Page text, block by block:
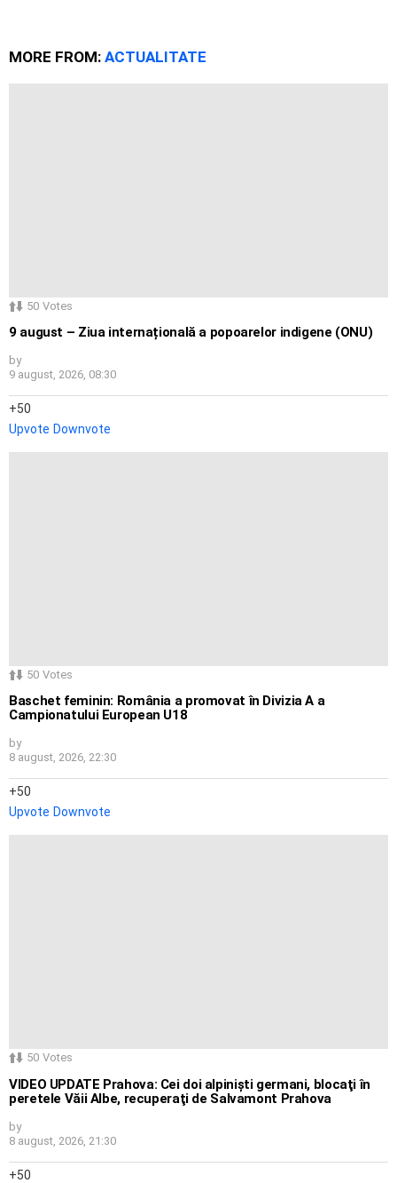
MORE FROM: ACTUALITATE
50 Votes
9 august – Ziua internațională a popoarelor indigene (ONU)
by
9 august, 2026, 08:30
50
Upvote Downvote
50 Votes
Baschet feminin: România a promovat în Divizia A a
Campionatului European U18
by
8 august, 2026, 22:30
50
Upvote Downvote
50 Votes
VIDEO UPDATE Prahova: Cei doi alpinişti germani, blocaţi în
peretele Văii Albe, recuperaţi de Salvamont Prahova
by
8 august, 2026, 21:30
50